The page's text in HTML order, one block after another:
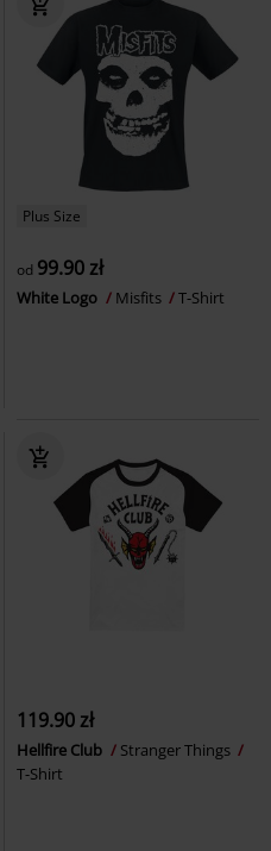
Plus Size
od 99.90 zł
White Logo Misfits T-Shirt
119.90 zł
Hellfire Club
Stranger Things
T-Shirt